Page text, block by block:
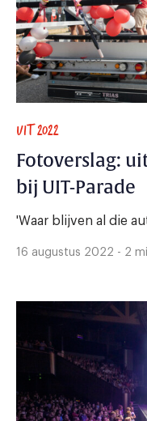
UIT 2022
Fotoverslag:
bij UIT-Parade
'Waar blijven al die
16 augustus 2022 - 2